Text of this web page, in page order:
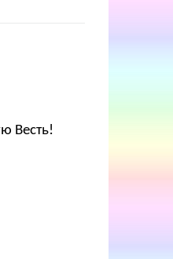
Весть!